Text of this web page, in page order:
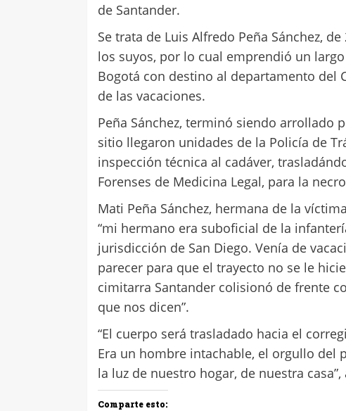
de Santander.
Se trata de Luis Alfredo Peña Sánchez,
los suyos, por lo cual emprendió un
Bogotá con destino al departamento del
de las vacaciones.
Peña Sánchez, terminó siendo arrollado
sitio llegaron unidades de la Policía de
inspección técnica al cadáver,
Forenses de Medicina Legal, para la
Mati Peña Sánchez, hermana de la
“mi hermano era suboficial de la
jurisdicción de San Diego. Venía de
parecer para que el trayecto no se le
cimitarra Santander colisionó de frente
que nos dicen”.
“El cuerpo será trasladado hacia el
Era un hombre intachable, el orgullo del
la luz de nuestro hogar, de nuestra casa”,
Comparte esto: